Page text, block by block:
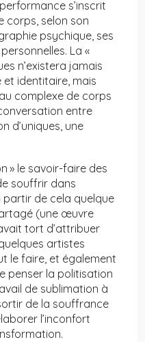
s’inscrit
corps, selon son
psychique, ses
La «
n’existera jamais
identitaire, mais
complexe de corps
entre
d’uniques, une
» le savoir-faire des
souffrir dans
partir de cela quelque
(une œuvre
tort d’attribuer
artistes
le faire, et également
penser la politisation
de sublimation à
de la souffrance
l’inconfort